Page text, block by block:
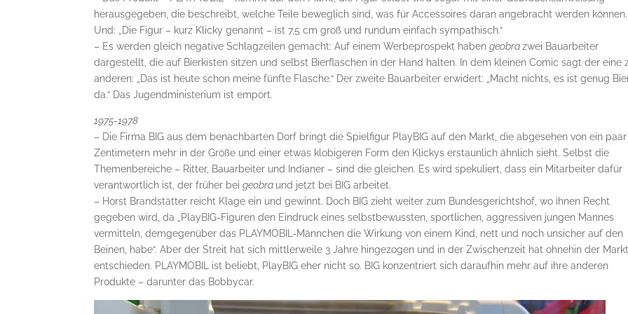
herausgegeben, die beschreibt, welche Teile beweglich sind, was für Accessoires daran angebracht werden können.
Und: „Die Figur – kurz Klicky genannt – ist 7,5 cm groß und rundum einfach sympathisch.“
– Es werden gleich negative Schlagzeilen gemacht: Auf einem Werbeprospekt habengeobrazwei Bauarbeiter
dargestellt, die auf Bierkisten sitzen und selbst Bierflaschen in der Hand halten. In dem kleinen Comic sagt der eine
anderen: „Das ist heute schon meine fünfte Flasche.“ Der zweite Bauarbeiter erwidert: „Macht nichts, es ist genug
da.“ Das Jugendministerium ist empört.
1975-1978
– Die Firma BIG aus dem benachbarten Dorf bringt die Spielfigur PlayBIG auf den Markt, die abge­sehen von ein paar
Zentimetern mehr in der Größe und einer etwas klobigeren Form den Klickys erstaunlich ähnlich sieht. Selbst die
Themenbereiche – Ritter, Bauarbeiter und Indianer – sind die gleichen. Es wird spekuliert, dass ein Mitarbeiter dafür
verantwortlich ist, der früher beigeobra und jetzt bei BIG arbeitet.
– Horst Brandstätter reicht Klage ein und gewinnt. Doch BIG zieht weiter zum Bundesgerichtshof, wo ihnen Recht
gegeben wird, da „PlayBIG-Figuren den Eindruck eines selbstbewussten, sportlichen, aggressiven jungen Mannes
vermitteln, demgegenüber das PLAYMOBIL-Männchen die Wirkung von einem Kind, nett und noch unsicher auf den
Beinen, habe“. Aber der Streit hat sich mittlerweile 3 Jahre hingezogen und in der Zwischenzeit hat ohnehin der Markt
entschieden. PLAYMOBIL ist beliebt, PlayBIG eher nicht so. BIG konzentriert sich daraufhin mehr auf ihre anderen
Produkte – darunter das Bobbycar.